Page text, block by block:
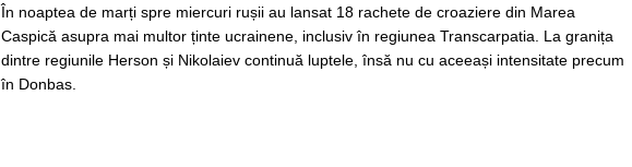
În noaptea de marți spre miercuri rușii au lansat 18 rachete de croaziere din Marea
Caspică asupra mai multor ținte ucrainene, inclusiv în regiunea Transcarpatia. La granița
dintre regiunile Herson și Nikolaiev continuă luptele, însă nu cu aceeași intensitate precum
în Donbas.